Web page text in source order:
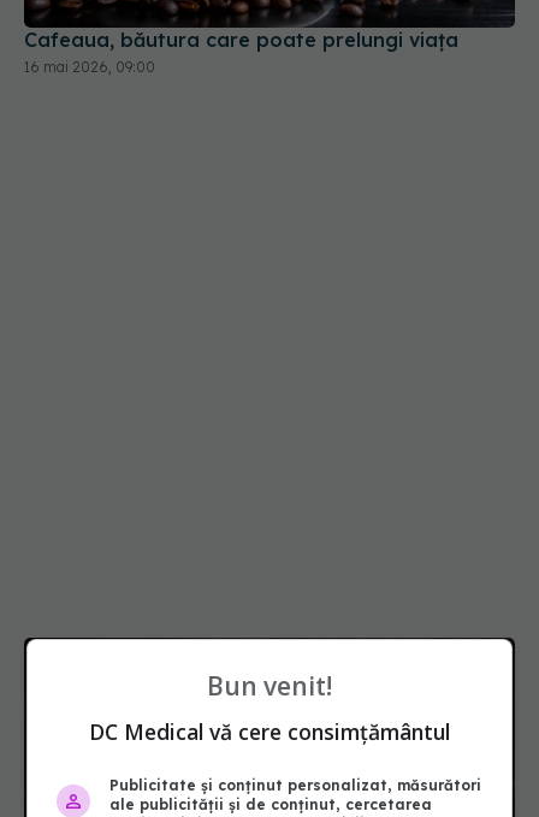
Cafeaua, băutura care poate prelungi viața
16 mai 2026, 09:00
Bun venit!
DC Medical vă cere consimțământul
Publicitate și conținut personalizat, măsurători
ale publicității și de conținut, cercetarea